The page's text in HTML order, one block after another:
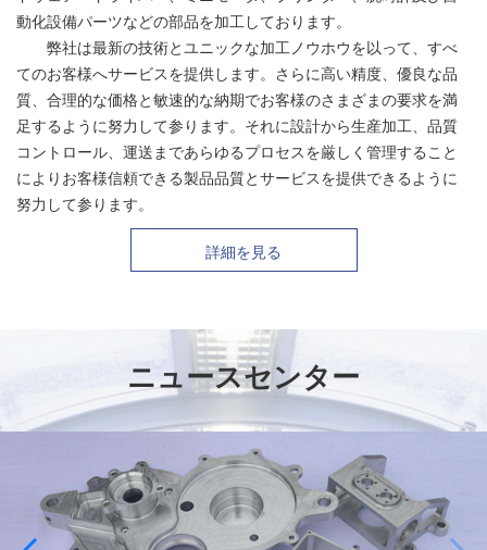
動化設備パーツなどの部品を加工しております。
弊社は最新の技術とユニックな加工ノウホウを以って、すべ
てのお客様へサービスを提供します。さらに高い精度、優良な品
質、合理的な価格と敏速的な納期でお客様のさまざまの要求を満
足するように努力して参ります。それに設計から生産加工、品質
コントロール、運送まであらゆるプロセスを厳しく管理すること
によりお客様信頼できる製品品質とサービスを提供できるように
努力して参ります。
詳細を見る
ニュースセンター